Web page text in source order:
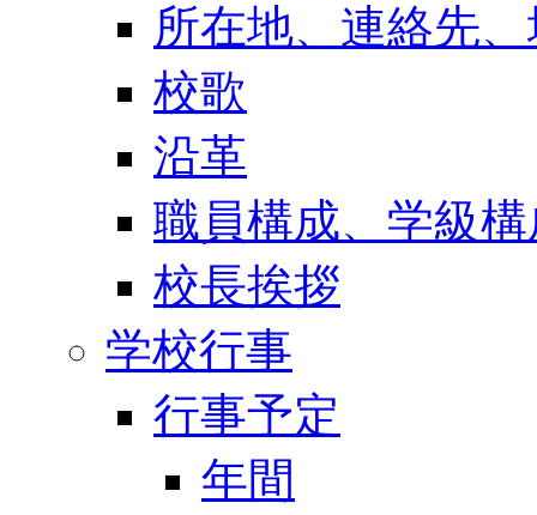
所在地、連絡先
校歌
沿革
職員構成、学級
校長挨拶
学校行事
行事予定
年間